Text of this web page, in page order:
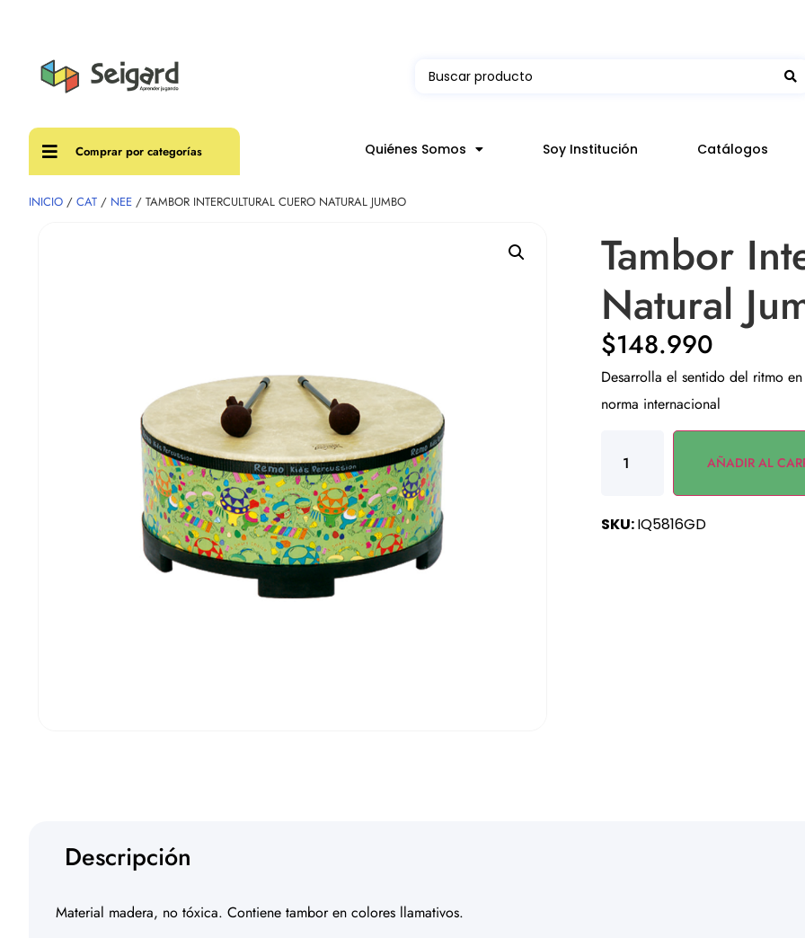
Comprar por categorías Quiénes Somos Soy Institución Catálogos
INICIO / CAT / NEE / TAMBOR INTERCULTURAL CUERO NATURAL JUMBO
Tambor
Natural
$148.990
Desarrolla el sentido del ritmo
norma internacional
AÑADIR AL
SKU:IQ5816GD
Descripción
Material madera, no tóxica. Contiene tambor en colores llamativos.